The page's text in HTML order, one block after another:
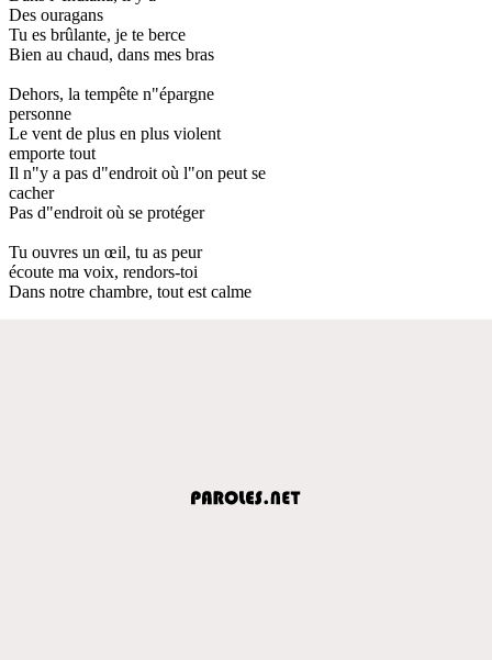
Des ouragans
Tu es brûlante, je te berce
Bien au chaud, dans mes bras
Dehors, la tempête n"épargne
personne
Le vent de plus en plus violent
emporte tout
Il n"y a pas d"endroit où l"on peut se
cacher
Pas d"endroit où se protéger
Tu ouvres un œil, tu as peur
écoute ma voix, rendors-toi
Dans notre chambre, tout est calme